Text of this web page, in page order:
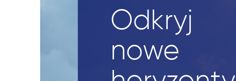
Odkryj
nowe